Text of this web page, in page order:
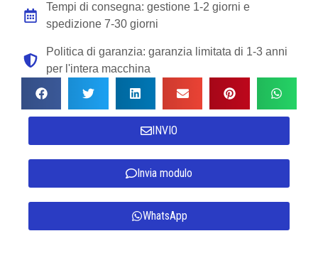
Tempi di consegna: gestione 1-2 giorni e
spedizione 7-30 giorni
Politica di garanzia: garanzia limitata di 1-3 anni
per l'intera macchina
INVIO
Invia modulo
WhatsApp